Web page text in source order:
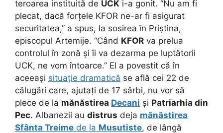
teroarea instituită de UCK i-a gonit. “Nu am fi
plecat, dacă forțele KFOR ne-ar fi asigurat
securitatea,” a spus, la sosirea în Priștina,
episcopul Artemije. “Când KFOR va prelua
controlul în zonă și îi va dezarma pe luptătorii
UCK, ne vom întoarce.” El a povestit că în
aceeași situație dramatică se află cei 22 de
călugări care, ajutați de 17 sârbi, nu vor să
plece de la mănăstirea Decani și Patriarhia din
Pec. Albanezii au distrus deja mănăstirea
Sfânta Treime de la Musutiste, de lângă